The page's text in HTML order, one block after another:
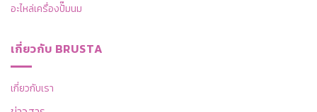
อะไหล่เครื่องปั๊มนม
เกี่ยวกับ BRUSTA
เกี่ยวกับเรา